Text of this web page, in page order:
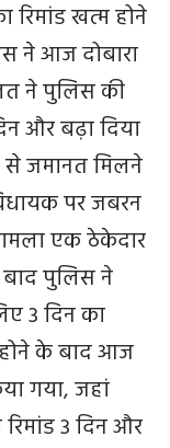
रिमांड खत्म होने
ने आज दोबारा
ने पुलिस की
और बढ़ा दिया
से जमानत मिलने
पर जबरन
एक ठेकेदार
पुलिस ने
3 दिन का
होने के बाद आज
गया, जहां
3 दिन और